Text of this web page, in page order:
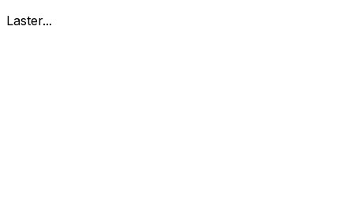
Laster...